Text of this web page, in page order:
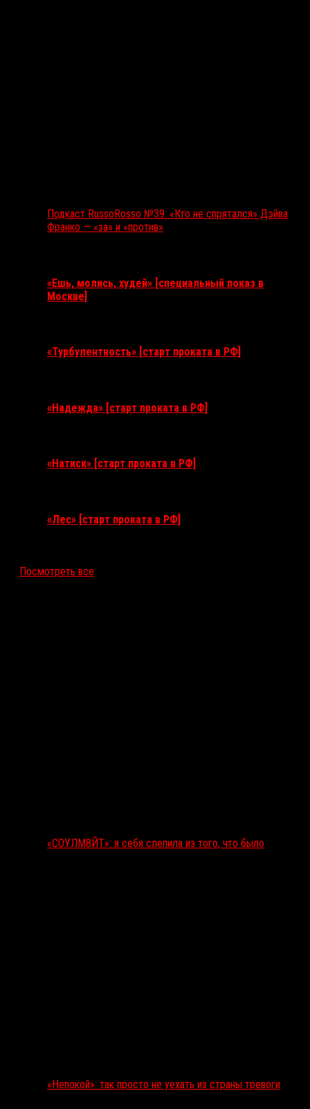
Подкаст RussoRosso №39: «Кто не спрятался» Дэйва
Франко — «за» и «против»
«Ешь, молись, худей» [специальный показ в
Москве]
«Турбулентность» [старт проката в РФ]
«Надежда» [старт проката в РФ]
«Натиск» [старт проката в РФ]
«Лес» [старт проката в РФ]
Посмотреть все
«СОУЛМ8ЙТ»: я себя слепила из того, что было
«Непокой»: так просто не уехать из страны тревоги